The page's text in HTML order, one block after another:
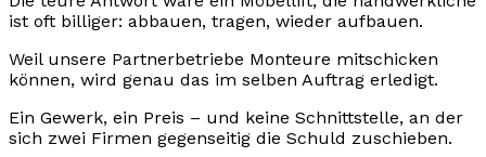
ist oft billiger: abbauen, tragen, wieder aufbauen.
Weil unsere Partnerbetriebe Monteure mitschicken
können, wird genau das im selben Auftrag erledigt.
Ein Gewerk, ein Preis – und keine Schnittstelle, an der
sich zwei Firmen gegenseitig die Schuld zuschieben.